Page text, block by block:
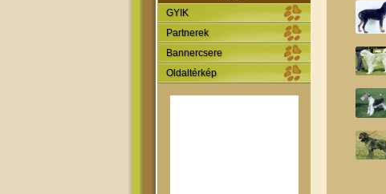
GYIK
Partnerek
Bannercsere
Oldaltérkép